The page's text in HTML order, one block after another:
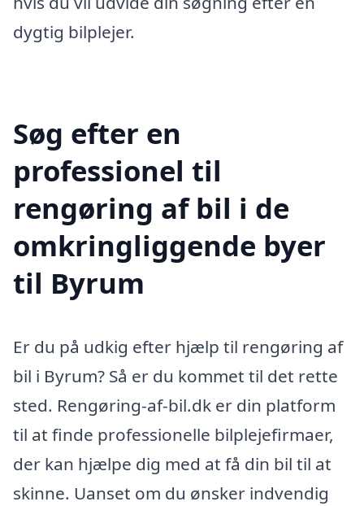
dygtig bilplejer.
Søg efter en
professionel til
rengøring af bil i de
omkringliggende byer
til Byrum
Er du på udkig efter hjælp til rengøring af
bil i Byrum? Så er du kommet til det rette
sted. Rengøring-af-bil.dk er din platform
til at finde professionelle bilplejefirmaer,
der kan hjælpe dig med at få din bil til at
skinne. Uanset om du ønsker indvendig